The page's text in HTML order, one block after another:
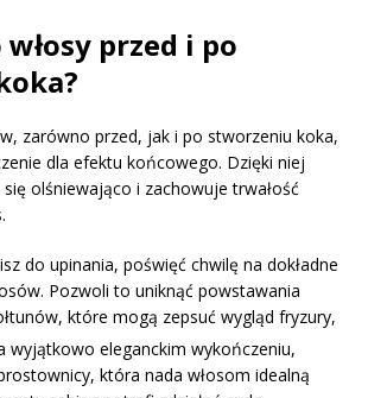
włosy przed i po
zarówno przed, jak i po stworzeniu koka,
dla efektu końcowego. Dzięki niej
olśniewająco i zachowuje trwałość
do upinania, poświęć chwilę na dokładne
Pozwoli to uniknąć powstawania
które mogą zepsuć wygląd fryzury,
wyjątkowo eleganckim wykończeniu,
która nada włosom idealną